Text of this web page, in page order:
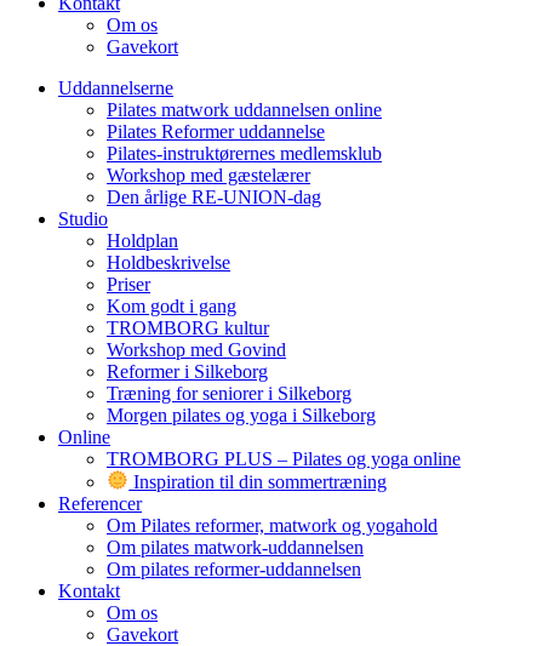
Om os
Gavekort
Uddannelserne
Pilates matwork uddannelsen online
Pilates Reformer uddannelse
Pilates-instruktørernes medlemsklub
Workshop med gæstelærer
Den årlige RE-UNION-dag
Studio
Holdplan
Holdbeskrivelse
Priser
Kom godt i gang
TROMBORG kultur
Workshop med Govind
Reformer i Silkeborg
Træning for seniorer i Silkeborg
Morgen pilates og yoga i Silkeborg
Online
TROMBORG PLUS – Pilates og yoga online
Inspiration til din sommertræning
Referencer
Om Pilates reformer, matwork og yogahold
Om pilates matwork-uddannelsen
Om pilates reformer-uddannelsen
Kontakt
Om os
Gavekort